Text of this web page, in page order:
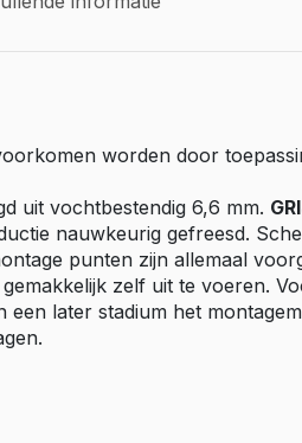
worden door
uit vochtbestendig 6,6 mm.
nauwkeurig gefreesd.
punten zijn allemaal
zelf uit te voeren.
een later stadium het